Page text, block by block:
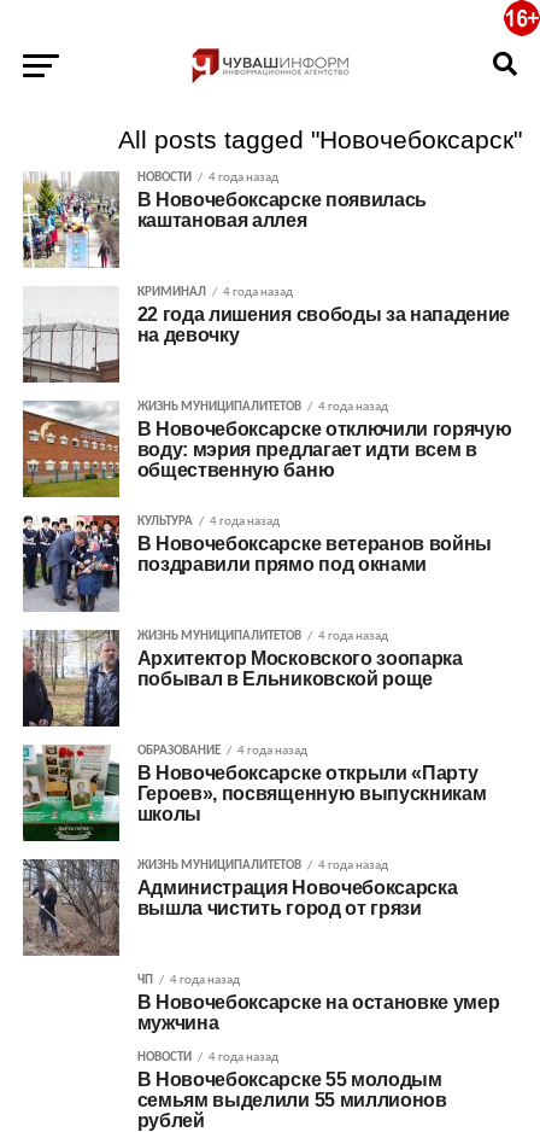
All posts tagged "Новочебоксарск"
НОВОСТИ 4 года назад
В Новочебоксарске появилась
каштановая аллея
КРИМИНАЛ 4 года назад
22 года лишения свободы за нападение
на девочку
ЖИЗНЬ МУНИЦИПАЛИТЕТОВ 4 года назад
В Новочебоксарске отключили горячую
воду: мэрия предлагает идти всем в
общественную баню
КУЛЬТУРА 4 года назад
В Новочебоксарске ветеранов войны
поздравили прямо под окнами
ЖИЗНЬ МУНИЦИПАЛИТЕТОВ 4 года назад
Архитектор Московского зоопарка
побывал в Ельниковской роще
ОБРАЗОВАНИЕ 4 года назад
В Новочебоксарске открыли «Парту
Героев», посвященную выпускникам
школы
ЖИЗНЬ МУНИЦИПАЛИТЕТОВ 4 года назад
Администрация Новочебоксарска
вышла чистить город от грязи
ЧП 4 года назад
В Новочебоксарске на остановке умер
мужчина
НОВОСТИ 4 года назад
В Новочебоксарске 55 молодым
семьям выделили 55 миллионов
рублей